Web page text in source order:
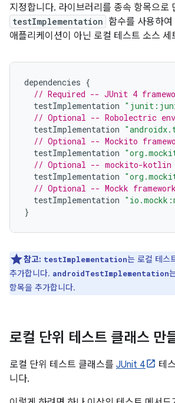
지정합니다. 라이브러리를 종속 항목으로
testImplementation 함수를 사용하
애플리케이션이 아닌 로컬 테스트 소스 세
dependencies {
// Required -- JUnit 4
testImplementation
// Optional -- Robolectric
testImplementation
// Optional -- Mockito
testImplementation
// Optional -- mockito-kotlin
testImplementation
// Optional -- Mockk framework
testImplementation
}
참고: testImplementation는 로컬 테스
추가합니다. androidTestImplementation
항목을 추가합니다.
로컬 단위 테스트 클래스 만
로컬 단위 테스트 클래스를 JUnit 4
테
니다.